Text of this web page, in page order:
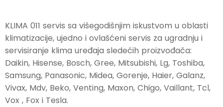
KLIMA 011 servis sa višegodišnjim iskustvom u oblasti
klimatizacije, ujedno i ovlašćeni servis za ugradnju i
servisiranje klima uređaja sledećih proizvođača:
Daikin, Hisense, Bosch, Gree, Mitsubishi, Lg, Toshiba,
Samsung, Panasonic, Midea, Gorenje, Haier, Galanz,
Vivax, Mdv, Beko, Venting, Maxon, Chigo, Vaillant, Tcl,
Vox , Fox i Tesla.